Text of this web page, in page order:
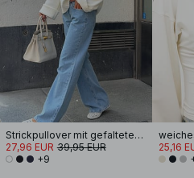
Strickpullover mit gefalteten Ärmeln
27,96 EUR 39,95 EUR
+9
25,16